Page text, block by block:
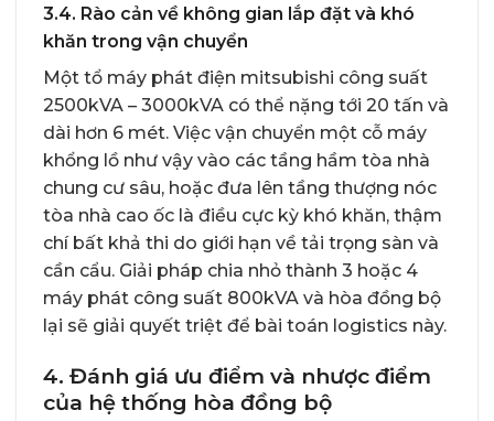
3.4. Rào cản về không gian lắp đặt và khó
khăn trong vận chuyển
Một tổ máy phát điện mitsubishi công suất
2500kVA – 3000kVA có thể nặng tới 20 tấn và
dài hơn 6 mét. Việc vận chuyển một cỗ máy
khổng lồ như vậy vào các tầng hầm tòa nhà
chung cư sâu, hoặc đưa lên tầng thượng nóc
tòa nhà cao ốc là điều cực kỳ khó khăn, thậm
chí bất khả thi do giới hạn về tải trọng sàn và
cần cẩu. Giải pháp chia nhỏ thành 3 hoặc 4
máy phát công suất 800kVA và hòa đồng bộ
lại sẽ giải quyết triệt để bài toán logistics này.
4. Đánh giá ưu điểm và nhược điểm
của hệ thống hòa đồng bộ